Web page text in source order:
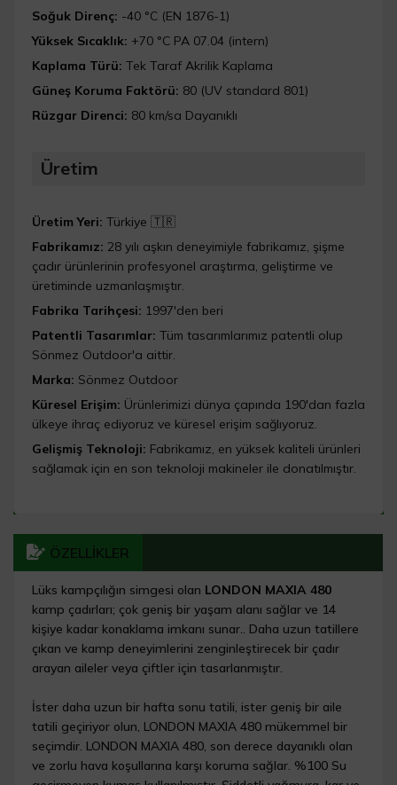
Soğuk Direnç: -40 °C (EN 1876-1)
Yüksek Sıcaklık: +70 °C PA 07.04 (intern)
Kaplama Türü: Tek Taraf Akrilik Kaplama
Güneş Koruma Faktörü: 80 (UV standard 801)
Rüzgar Direnci: 80 km/sa Dayanıklı
Üretim
Üretim Yeri: Türkiye 🇹🇷
Fabrikamız: 28 yılı aşkın deneyimiyle fabrikamız, şişme
çadır ürünlerinin profesyonel araştırma, geliştirme ve
üretiminde uzmanlaşmıştır.
Fabrika Tarihçesi: 1997'den beri
Patentli Tasarımlar: Tüm tasarımlarımız patentli olup
Sönmez Outdoor'a aittir.
Marka: Sönmez Outdoor
Küresel Erişim: Ürünlerimizi dünya çapında 190'dan fazla
ülkeye ihraç ediyoruz ve küresel erişim sağlıyoruz.
Gelişmiş Teknoloji: Fabrikamız, en yüksek kaliteli ürünleri
sağlamak için en son teknoloji makineler ile donatılmıştır.
ÖZELLİKLER
Lüks kampçılığın simgesi olan LONDON MAXIA 480
kamp çadırları; çok geniş bir yaşam alanı sağlar ve 14
kişiye kadar konaklama imkanı sunar.. Daha uzun tatillere
çıkan ve kamp deneyimlerini zenginleştirecek bir çadır
arayan aileler veya çiftler için tasarlanmıştır.
İster daha uzun bir hafta sonu tatili, ister geniş bir aile
tatili geçiriyor olun, LONDON MAXIA 480 mükemmel bir
seçimdir. LONDON MAXIA 480, son derece dayanıklı olan
ve zorlu hava koşullarına karşı koruma sağlar. %100 Su